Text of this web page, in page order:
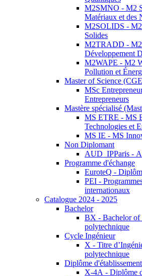
M2SMNO - M2
Matériaux et des
M2SOLIDS - M2
Solides
M2TRADD - M2
Développement
M2WAPE - M2
Pollution et
Master of Science
MSc
Entrepreneurs
Mastère spécialisé
MS ETRE - MS
Technologies et
MS IE - MS
Non Diplomant
AUD_IPParis -
Programme d'échange
EuroteQ -
PEI -
internationaux
Catalogue 2024 - 2025
Bachelor
BX - Bachelor of
polytechnique
Cycle Ingénieur
X - Titre
polytechnique
Diplôme d'établissement
X-4A - Diplôme